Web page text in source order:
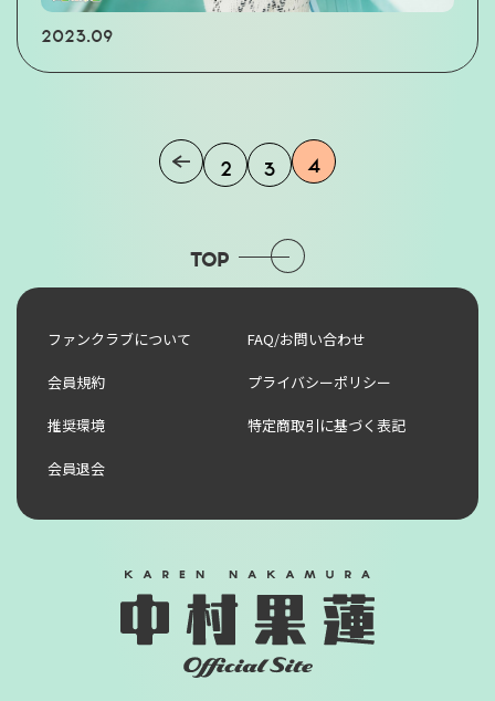
2023.09
2 3 4
TOP
ファンクラブについて FAQ/お問い合わせ
会員規約 プライバシーポリシー
推奨環境 特定商取引に基づく表記
会員退会